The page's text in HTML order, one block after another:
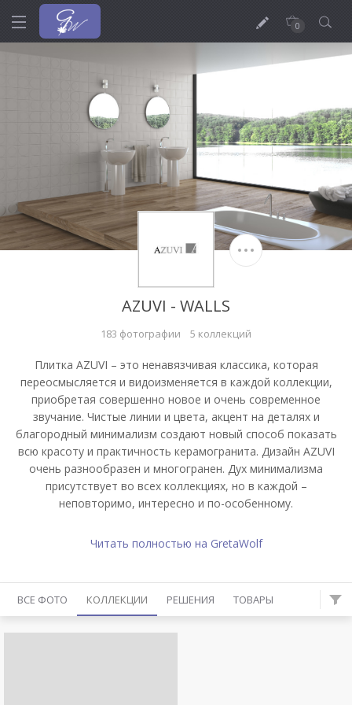
0
AZUVI - WALLS
183 фотографии 5 коллекций
Плитка AZUVI – это ненавязчивая классика, которая
переосмысляется и видоизменяется в каждой коллекции,
приобретая совершенно новое и очень современное
звучание. Чистые линии и цвета, акцент на деталях и
благородный минимализм создают новый способ показать
всю красоту и практичность керамогранита. Дизайн AZUVI
очень разнообразен и многогранен. Дух минимализма
присутствует во всех коллекциях, но в каждой –
неповторимо, интересно и по-особенному.
Читать полностью на GretaWolf
ВСЕ ФОТО КОЛЛЕКЦИИ РЕШЕНИЯ ТОВАРЫ